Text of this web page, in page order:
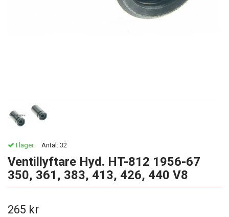
I lager. Antal: 32
Ventillyftare Hyd. HT-812 1956-67
350, 361, 383, 413, 426, 440 V8
265 kr